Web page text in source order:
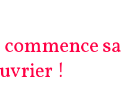
commence
!